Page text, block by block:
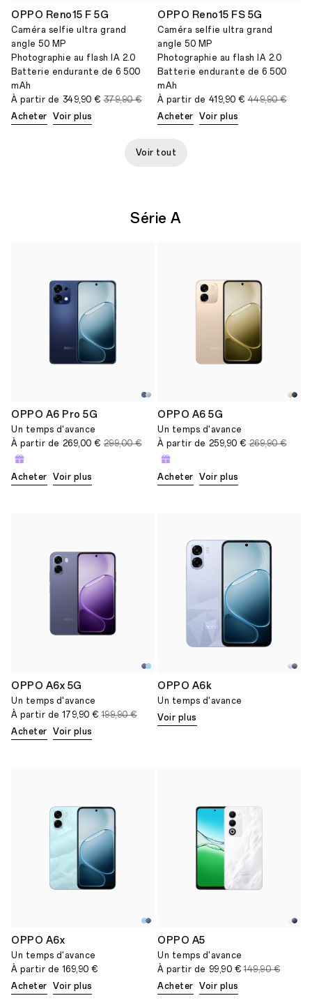
OPPO Reno15 F 5G
Caméra selfie ultra grand
angle 50 MP
Photographie au flash IA 2.0
Batterie endurante de 6 500
mAh
À partir de 349,90 € 379,90 €
Acheter
Voir plus
OPPO Reno15 FS 5G
Caméra selfie ultra grand
angle 50 MP
Photographie au flash IA 2.0
Batterie endurante de 6 500
mAh
À partir de 419,90 € 449,90 €
Acheter
Voir plus
Voir tout
Série A
OPPO A6 Pro 5G
Un temps d'avance
À partir de 269,00 € 299,00 €
Acheter Voir plus
OPPO A6 5G
Un temps d'avance
À partir de 259,90 € 269,90 €
Acheter Voir plus
OPPO A6x 5G
Un temps d'avance
À partir de 179,90 € 199,90 €
Acheter
Voir plus
OPPO A6k
Un temps d'avance
Voir plus
OPPO A6x
Un temps d'avance
À partir de 169,90 €
Acheter
Voir plus
OPPO A5
Un temps d'avance
À partir de 99,90 € 149,90 €
Acheter
Voir plus